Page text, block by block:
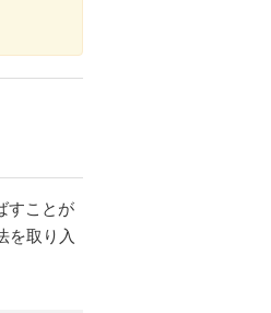
すことが
を取り入